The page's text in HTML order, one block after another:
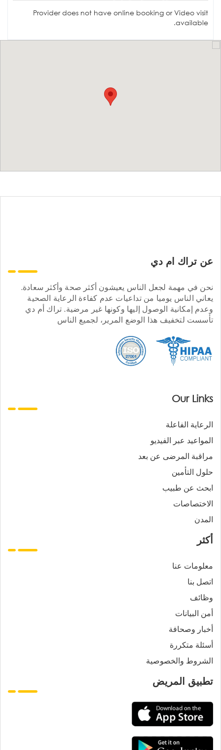
Provider does not have online booking or Video visit
available.
عن تراك ام دي
نحن في مهمة لجعل الناس يعيشون أكثر صحة وأكثر سعادة.
يعاني الناس يوميا من تداعيات عدم كفاءة الرعاية الصحية
وعدم إمكانية الوصول إليها وكونها غير مرضية. تراك أم دي
تأسست لتخفيف هذا الوضع المرير، لجميع الناس
Our Links
الرعاية الفاعلة
المواعيد عبر الفيديو
مراقبة المرضى عن بعد
حلول التأمين
ابحث عن طبيب
الاختصاصات
المدن
أكثر
معلومات عنا
اتصل بنا
وظائف
أمن البيانات
أخبار وصحافة
أسئلة متكررة
الشروط والخصوصية
تطبيق المريض